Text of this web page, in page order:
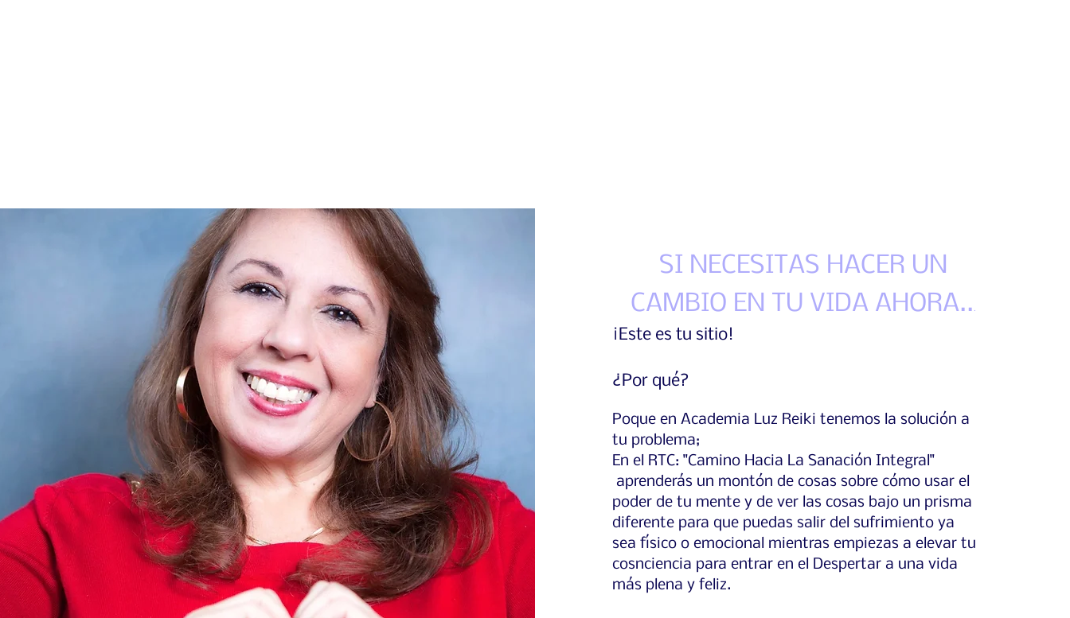
SI NECESITAS HACER UN
CAMBIO EN TU VIDA AHORA.. .
¡Este es tu sitio!
¿Por qué?
Poque en Academia Luz Reiki tenemos la solución a
tu problema;
En el RTC: "Camino Hacia La Sanación Integral"
aprenderás un montón de cosas sobre cómo usar el
poder de tu mente y de ver las cosas bajo un prisma
diferente para que puedas salir del sufrimiento ya
sea físico o emocional mientras empiezas a elevar tu
cosnciencia para entrar en el Despertar a una vida
más plena y feliz.